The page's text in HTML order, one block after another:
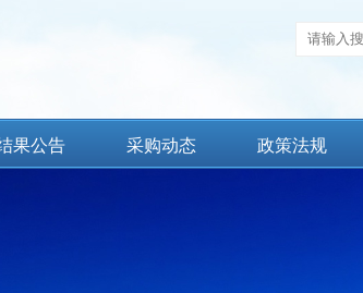
果公告 采购动态 政策法规